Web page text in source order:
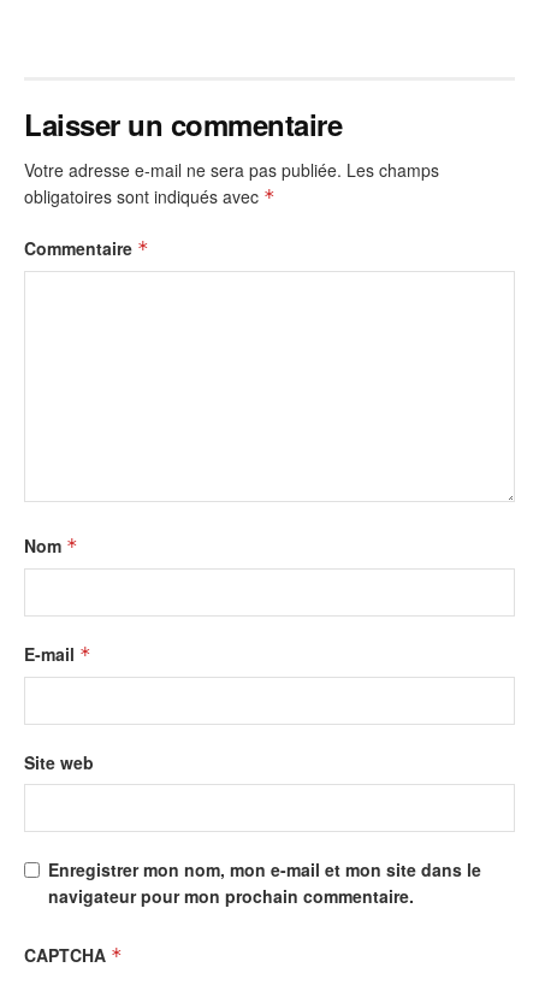
Laisser un commentaire
Votre adresse e-mail ne sera pas publiée. Les champs
obligatoires sont indiqués avec *
Commentaire *
Nom *
E-mail *
Site web
Enregistrer mon nom, mon e-mail et mon site dans le
navigateur pour mon prochain commentaire.
CAPTCHA *